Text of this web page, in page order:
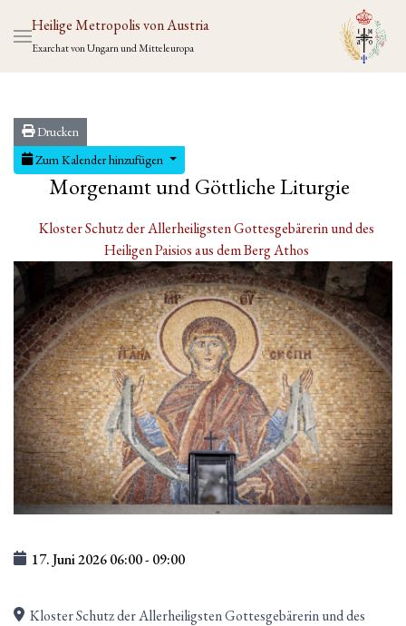
Heilige Metropolis von Austria
Exarchat von Ungarn und Mitteleuropa
Drucken
Zum Kalender hinzufügen
Morgenamt und Göttliche Liturgie
Kloster Schutz der Allerheiligsten Gottesgebärerin und des
Heiligen Paisios aus dem Berg Athos
17. Juni 202606:00- 09:00
Kloster Schutz der Allerheiligsten Gottesgebärerin und des